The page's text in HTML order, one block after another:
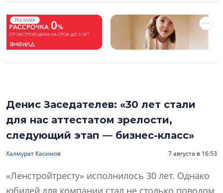
РЕКЛАМА
Денис Заседателев: «30 лет стали
для нас аттестатом зрелости,
следующий этап — бизнес-класс»
Халмурат Касимов 7 августа в 16:53
«Ленстройтресту» исполнилось 30 лет. Однако
юбилей для компании стал не столько поводом